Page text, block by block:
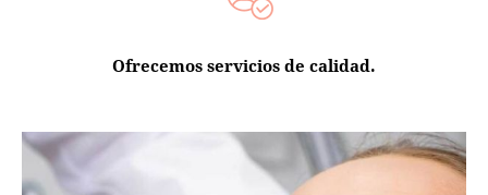
Ofrecemos servicios de calidad.